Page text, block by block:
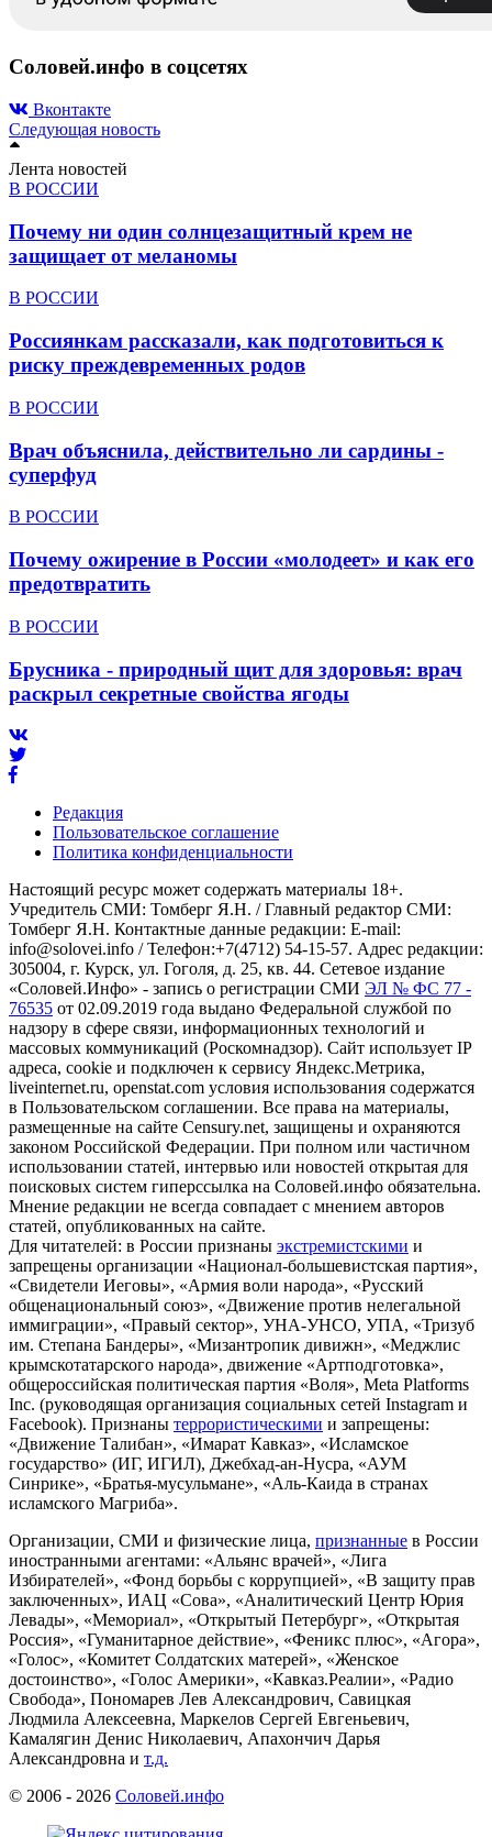
Соловей.инфо в соцсетях
Вконтакте
Следующая новость
Лента новостей
В РОССИИ
Почему ни один солнцезащитный крем не
защищает от меланомы
В РОССИИ
Россиянкам рассказали, как подготовиться к
риску преждевременных родов
В РОССИИ
Врач объяснила, действительно ли сардины -
суперфуд
В РОССИИ
Почему ожирение в России «молодеет» и как его
предотвратить
В РОССИИ
Брусника - природный щит для здоровья: врач
раскрыл секретные свойства ягоды
Редакция
Пользовательское соглашение
Политика конфиденциальности
Настоящий ресурс может содержать материалы 18+.
Учредитель СМИ: Томберг Я.Н. / Главный редактор СМИ:
Томберг Я.Н. Контактные данные редакции: E-mail:
info@solovei.info / Телефон:+7(4712) 54-15-57. Адрес редакции:
305004, г. Курск, ул. Гоголя, д. 25, кв. 44. Сетевое издание
«Соловей.Инфо» - запись о регистрации СМИ ЭЛ № ФС 77 -
76535 от 02.09.2019 года выдано Федеральной службой по
надзору в сфере связи, информационных технологий и
массовых коммуникаций (Роскомнадзор). Сайт использует IP
адреса, cookie и подключен к сервису Яндекс.Метрика,
liveinternet.ru, openstat.com условия использования содержатся
в Пользовательском соглашении. Все права на материалы,
размещенные на сайте Censury.net, защищены и охраняются
законом Российской Федерации. При полном или частичном
использовании статей, интервью или новостей открытая для
поисковых систем гиперссылка на Соловей.инфо обязательна.
Мнение редакции не всегда совпадает с мнением авторов
статей, опубликованных на сайте.
Для читателей: в России признаны экстремистскими и
запрещены организации «Национал-большевистская партия»,
«Свидетели Иеговы», «Армия воли народа», «Русский
общенациональный союз», «Движение против нелегальной
иммиграции», «Правый сектор», УНА-УНСО, УПА, «Тризуб
им. Степана Бандеры», «Мизантропик дивижн», «Меджлис
крымскотатарского народа», движение «Артподготовка»,
общероссийская политическая партия «Воля», Meta Platforms
Inc. (руководящая организация социальных сетей Instagram и
Facebook). Признаны террористическими и запрещены:
«Движение Талибан», «Имарат Кавказ», «Исламское
государство» (ИГ, ИГИЛ), Джебхад-ан-Нусра, «АУМ
Синрике», «Братья-мусульмане», «Аль-Каида в странах
исламского Магриба».
Организации, СМИ и физические лица, признанные в России
иностранными агентами: «Альянс врачей», «Лига
Избирателей», «Фонд борьбы с коррупцией», «В защиту прав
заключенных», ИАЦ «Сова», «Аналитический Центр Юрия
Левады», «Мемориал», «Открытый Петербург», «Открытая
Россия», «Гуманитарное действие», «Феникс плюс», «Агора»,
«Голос», «Комитет Солдатских матерей», «Женское
достоинство», «Голос Америки», «Кавказ.Реалии», «Радио
Свобода», Пономарев Лев Александрович, Савицкая
Людмила Алексеевна, Маркелов Сергей Евгеньевич,
Камалягин Денис Николаевич, Апахончич Дарья
Александровна и т.д.
© 2006 - 2026 Соловей.инфо